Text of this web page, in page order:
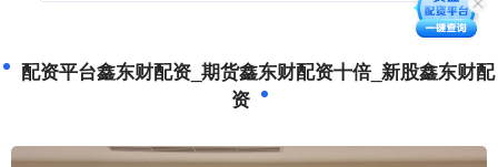
配资平台鑫东财配资_期货鑫东财配资十倍_新股鑫东财配
资